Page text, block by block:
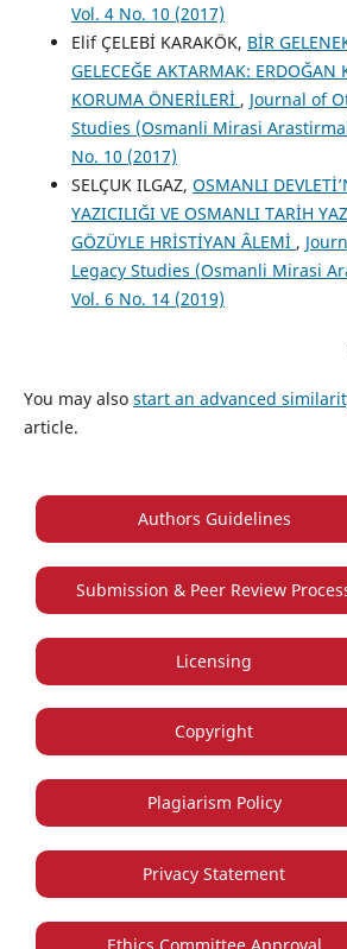
Vol. 4 No. 10 (2017)
Elif ÇELEBİ KARAKÖK, BİR
GELECEĞE AKTARMAK: ERDOĞAN
KORUMA ÖNERİLERİ , Journal of
Studies (Osmanli Mirasi
No. 10 (2017)
SELÇUK ILGAZ, OSMANLI
YAZICILIĞI VE OSMANLI TARİH
GÖZÜYLE HRİSTİYAN ÂLEMİ ,
Legacy Studies (Osmanli Mirasi
Vol. 6 No. 14 (2019)
You may also start an advanced
article.
Authors Guidelines
Submission & Peer Review
Licensing
Copyright
Plagiarism Policy
Privacy Statement